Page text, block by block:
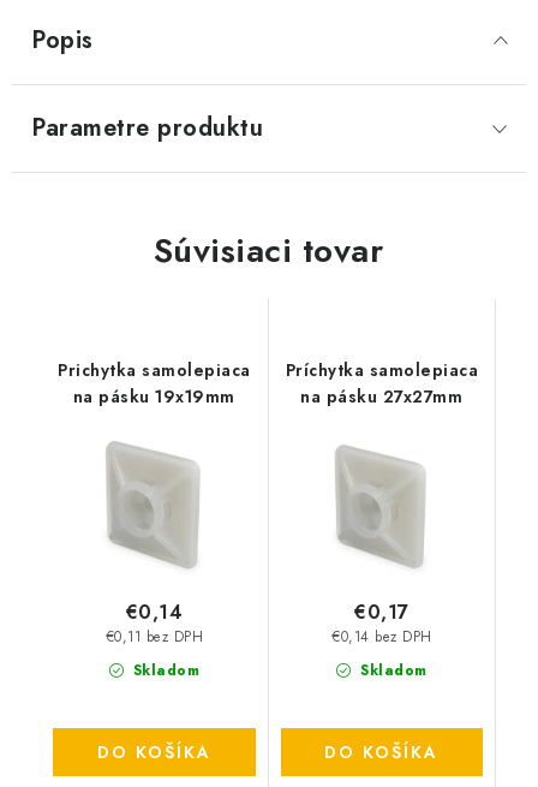
Popis
Parametre produktu
Súvisiaci tovar
Prichytka samolepiaca
na pásku 19x19mm
Skladom
€0,11 bez DPH
€0,14
DO KOŠÍKA
Príchytka samolepiaca
na pásku 27x27mm
Skladom
€0,14 bez DPH
€0,17
DO KOŠÍKA